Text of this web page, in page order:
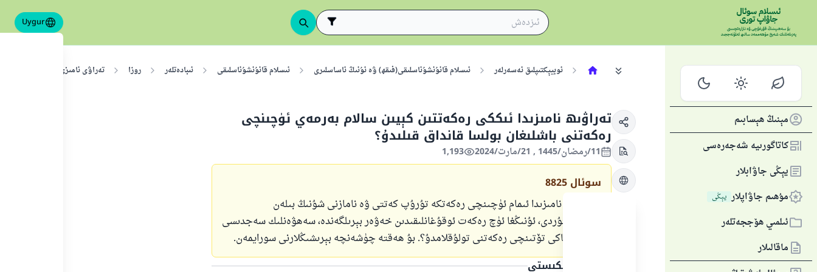
Uygur
مېنىڭ ھېسابىم
كاتاگورىيە شەجەرەسى
يېڭى جاۋابلار
مۇھىم جاۋاپلار يېڭى
ئىلمىي ھۆججەتلەر
ماقالىلار
ئوبيېكتىپلىق ئەسەرلەر ئىسلام قانۇنشۇناسلىقى(فىقھ) ۋە ئۇنىڭ ئاساسلىرى ئىسلام قانۇنشۇناسلىقى ئىبادەتلەر روزا تەراۋى نامىزى ۋە قەدىر كېچىسى
تەراۋىھ نامىزىدا ئىككى رەكەتتىن كېيىن سالام بەرمەي ئۈچىنچى
رەكەتنى باشلىغان بولسا قانداق قىلىدۇ؟
11/رمضان/1445 , 21/مارت/2024 1,193
سوئال 8825
تەراۋىھ نامىزىدا ئىمام ئۈچىنچى رەكەتكە تۇرۇپ كەتتى ۋە نامازنى شۇنىڭ بىلەن
ئاخىرلاشتۇردى، ئۇنىڭغا ئۈچ رەكەت ئوقۇغانلىقىدىن خەۋەر بېرىلگەندە، سەھۋەنلىك سەجدىسى
قىلامدۇ ياكى تۆتىنچى رەكەتنى تولۇقلامدۇ؟. بۇ ھەقتە چۈشەنچە بېرىشىڭلارنى سورايمەن.
جاۋاپنىڭ تېكىستى